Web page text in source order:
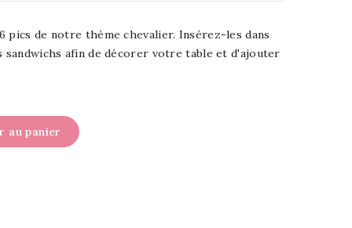
pics de notre thème chevalier. Insérez-les dans
afin de décorer votre table et d'ajouter
au panier